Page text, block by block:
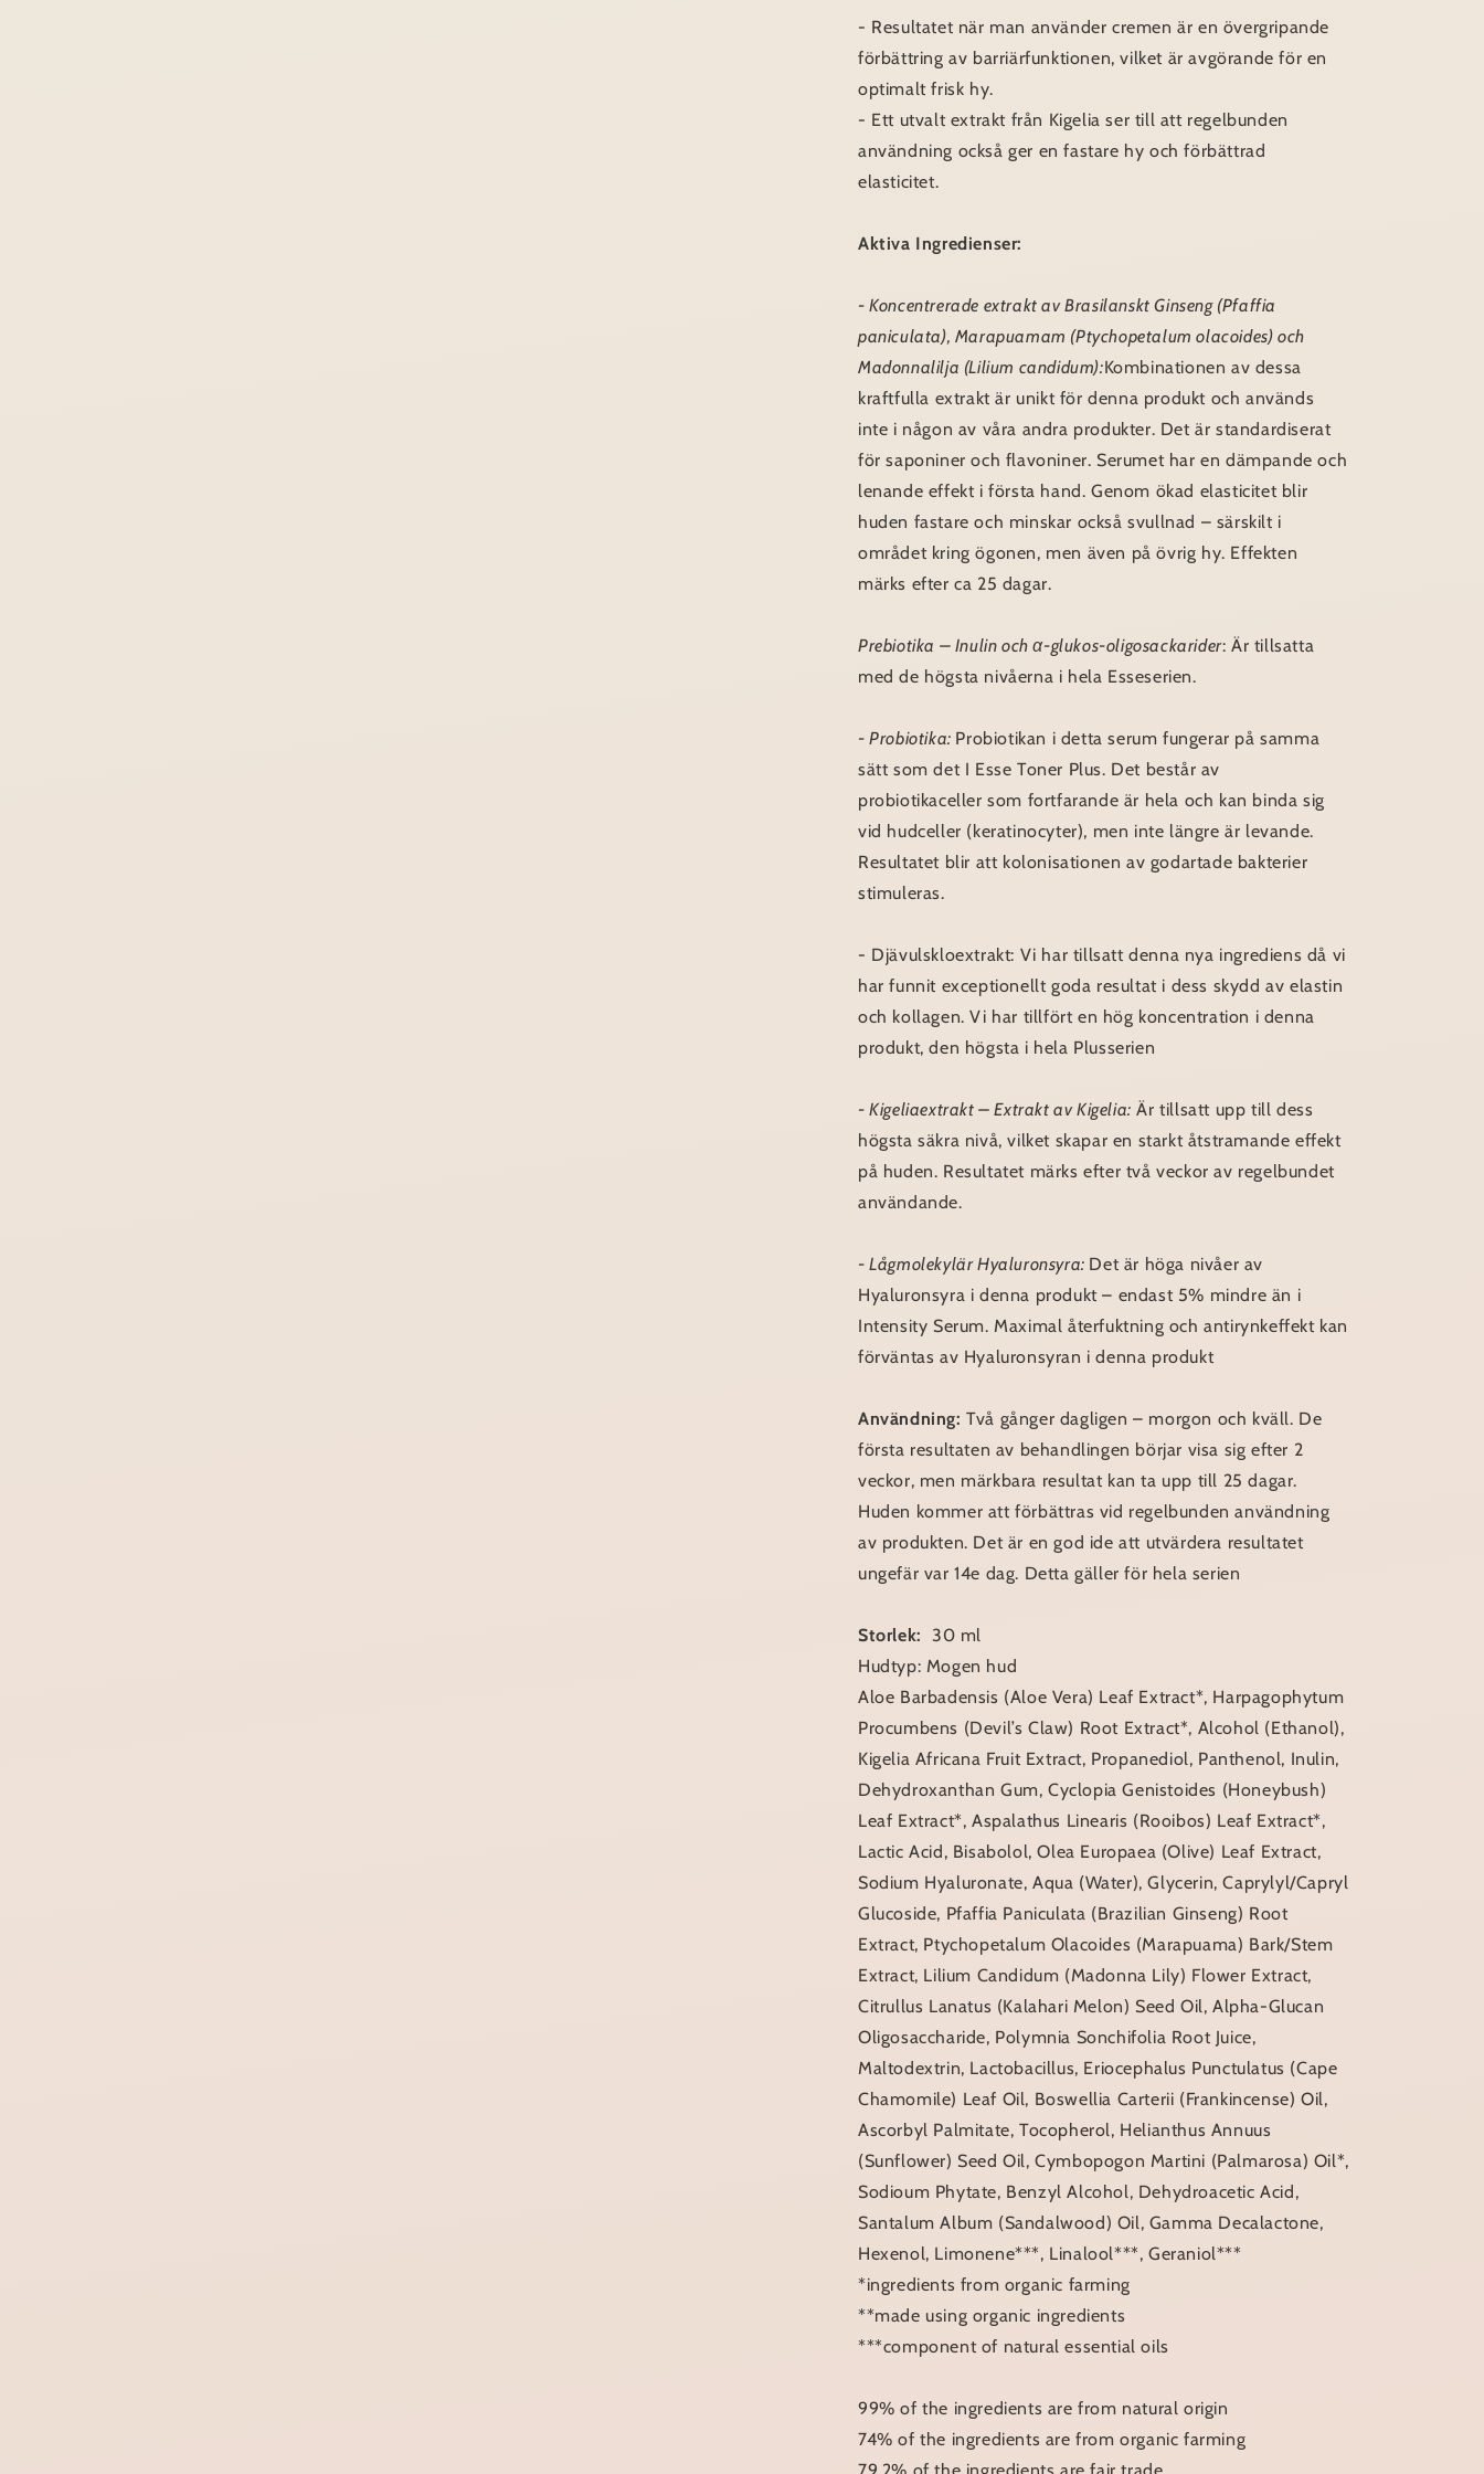
- Resultatet när man använder cremen är en övergripande
förbättring av barriärfunktionen, vilket är avgörande för en
optimalt frisk hy.
- Ett utvalt extrakt från Kigelia ser till att regelbunden
användning också ger en fastare hy och förbättrad
elasticitet.
Aktiva Ingredienser:
- Koncentrerade extrakt av Brasilanskt Ginseng (Pfaffia
paniculata), Marapuamam (Ptychopetalum olacoides) och
Madonnalilja (Lilium candidum):Kombinationen av dessa
kraftfulla extrakt är unikt för denna produkt och används
inte i någon av våra andra produkter. Det är standardiserat
för saponiner och flavoniner. Serumet har en dämpande och
lenande effekt i första hand. Genom ökad elasticitet blir
huden fastare och minskar också svullnad – särskilt i
området kring ögonen, men även på övrig hy. Effekten
märks efter ca 25 dagar.
Prebiotika – Inulin och α-glukos-oligosackarider: Är tillsatta
med de högsta nivåerna i hela Esseserien.
- Probiotika: Probiotikan i detta serum fungerar på samma
sätt som det I Esse Toner Plus. Det består av
probiotikaceller som fortfarande är hela och kan binda sig
vid hudceller (keratinocyter), men inte längre är levande.
Resultatet blir att kolonisationen av godartade bakterier
stimuleras.
- Djävulskloextrakt: Vi har tillsatt denna nya ingrediens då vi
har funnit exceptionellt goda resultat i dess skydd av elastin
och kollagen. Vi har tillfört en hög koncentration i denna
produkt, den högsta i hela Plusserien
- Kigeliaextrakt – Extrakt av Kigelia: Är tillsatt upp till dess
högsta säkra nivå, vilket skapar en starkt åtstramande effekt
på huden. Resultatet märks efter två veckor av regelbundet
användande.
- Lågmolekylär Hyaluronsyra: Det är höga nivåer av
Hyaluronsyra i denna produkt – endast 5% mindre än i
Intensity Serum. Maximal återfuktning och antirynkeffekt kan
förväntas av Hyaluronsyran i denna produkt
Användning: Två gånger dagligen – morgon och kväll. De
första resultaten av behandlingen börjar visa sig efter 2
veckor, men märkbara resultat kan ta upp till 25 dagar.
Huden kommer att förbättras vid regelbunden användning
av produkten. Det är en god ide att utvärdera resultatet
ungefär var 14e dag. Detta gäller för hela serien
Storlek: 30 ml
Hudtyp: Mogen hud
Aloe Barbadensis (Aloe Vera) Leaf Extract*, Harpagophytum
Procumbens (Devil’s Claw) Root Extract*, Alcohol (Ethanol),
Kigelia Africana Fruit Extract, Propanediol, Panthenol, Inulin,
Dehydroxanthan Gum, Cyclopia Genistoides (Honeybush)
Leaf Extract*, Aspalathus Linearis (Rooibos) Leaf Extract*,
Lactic Acid, Bisabolol, Olea Europaea (Olive) Leaf Extract,
Sodium Hyaluronate, Aqua (Water), Glycerin, Caprylyl/Capryl
Glucoside, Pfaffia Paniculata (Brazilian Ginseng) Root
Extract, Ptychopetalum Olacoides (Marapuama) Bark/Stem
Extract, Lilium Candidum (Madonna Lily) Flower Extract,
Citrullus Lanatus (Kalahari Melon) Seed Oil, Alpha-Glucan
Oligosaccharide, Polymnia Sonchifolia Root Juice,
Maltodextrin, Lactobacillus, Eriocephalus Punctulatus (Cape
Chamomile) Leaf Oil, Boswellia Carterii (Frankincense) Oil,
Ascorbyl Palmitate, Tocopherol, Helianthus Annuus
(Sunflower) Seed Oil, Cymbopogon Martini (Palmarosa) Oil*,
Sodioum Phytate, Benzyl Alcohol, Dehydroacetic Acid,
Santalum Album (Sandalwood) Oil, Gamma Decalactone,
Hexenol, Limonene***, Linalool***, Geraniol***
*ingredients from organic farming
**made using organic ingredients
***component of natural essential oils
99% of the ingredients are from natural origin
74% of the ingredients are from organic farming
79.2% of the ingredients are fair trade